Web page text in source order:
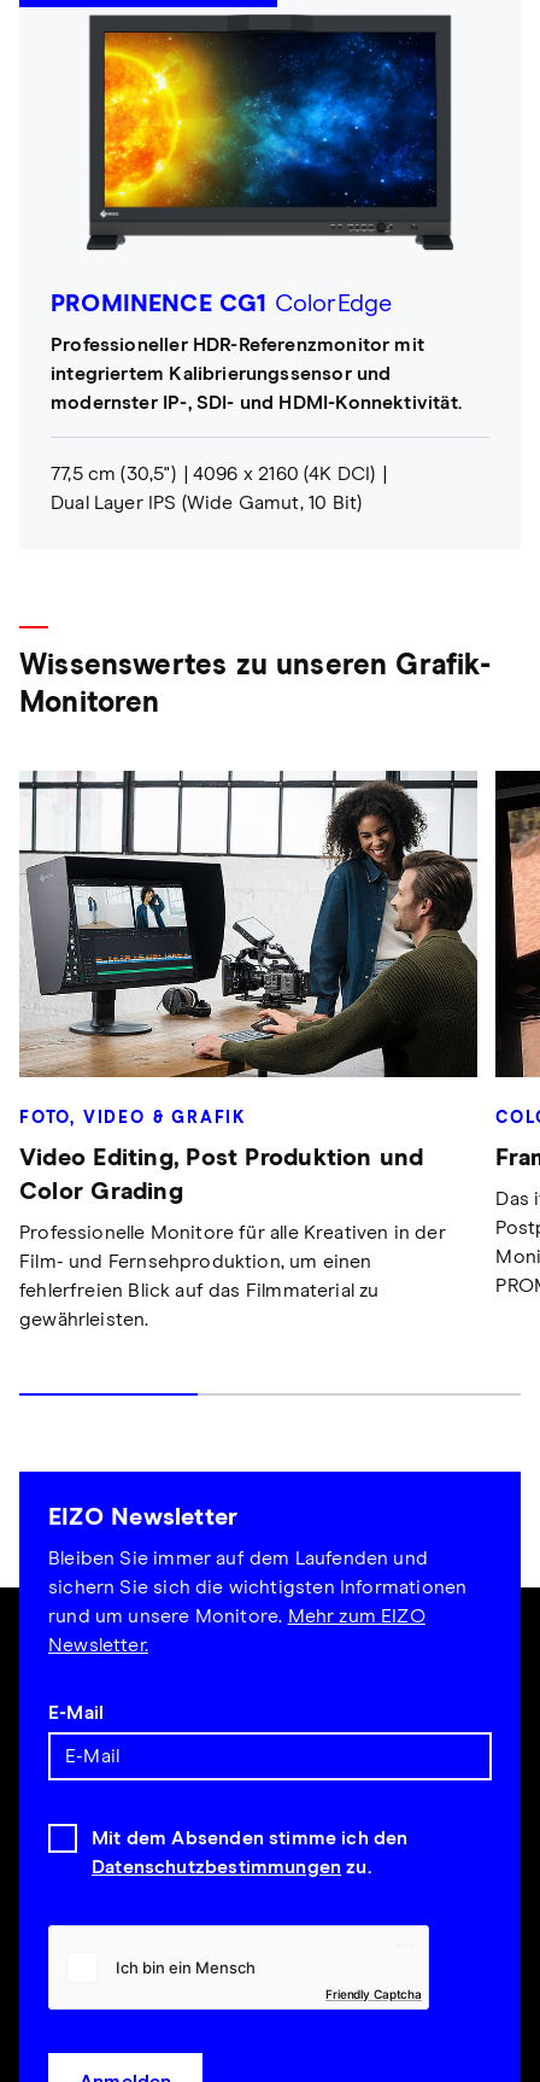
PROMINENCE CG1 ColorEdge
Professioneller HDR-Referenzmonitor mit
integriertem Kalibrierungssensor und
modernster IP-, SDI- und HDMI-Konnektivität.
77,5 cm (30,5")
4096 x 2160 (4K DCI)
Dual Layer IPS (Wide Gamut, 10 Bit)
Wissenswertes zu unseren Grafik-
Monitoren
FOTO, VIDEO & GRAFIK
Video Editing, Post Produktion und
Color Grading
Professionelle Monitore für alle Kreativen in der
Film- und Fernsehproduktion, um einen
fehlerfreien Blick auf das Filmmaterial zu
gewährleisten.
Das
EIZO Newsletter
Bleiben Sie immer auf dem Laufenden und
sichern Sie sich die wichtigsten Informationen
rund um unsere Monitore. Mehr zum EIZO
Newsletter.
E-Mail
Mit dem Absenden stimme ich den
Datenschutzbestimmungen zu.
Friendly Captcha